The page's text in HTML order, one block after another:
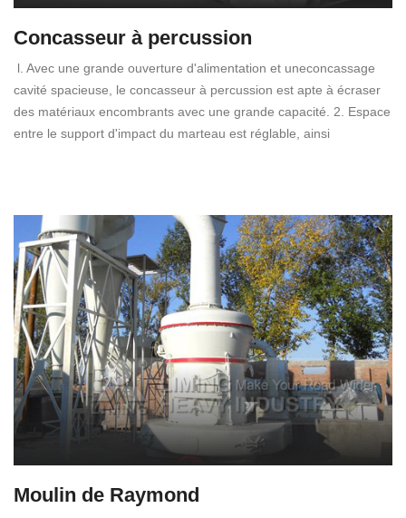
Concasseur à percussion
l. Avec une grande ouverture d'alimentation et uneconcassage
cavité spacieuse, le concasseur à percussion est apte à écraser
des matériaux encombrants avec une grande capacité. 2. Espace
entre le support d'impact du marteau est réglable, ainsi
Moulin de Raymond